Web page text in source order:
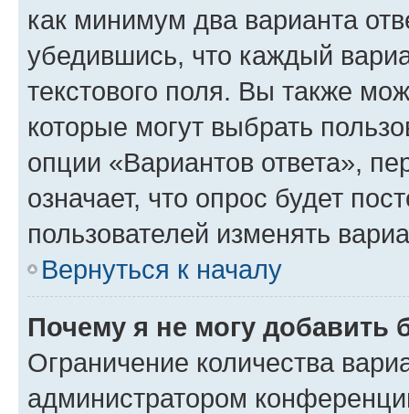
как минимум два варианта
убедившись, что каждый
текстового поля. Вы также
которые могут выбрать
опции «Вариантов ответа»,
означает, что опрос будет
пользователей изменять
Вернуться к началу
Почему я не могу добавить
Ограничение количества
администратором